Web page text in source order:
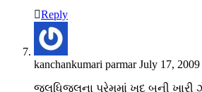
Reply
kanchankumari parmar July 17, 2009
જલધિજલના પ્રેમમાં ખુદ બની